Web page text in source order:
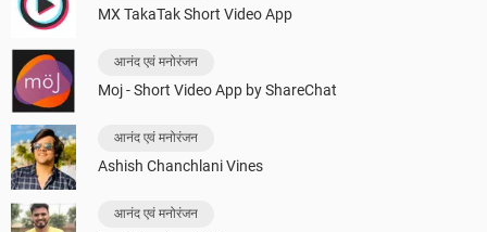
MX TakaTak Short Video App
आनंद एवं मनोरंजन
Moj - Short Video App by ShareChat
आनंद एवं मनोरंजन
Ashish Chanchlani Vines
आनंद एवं मनोरंजन